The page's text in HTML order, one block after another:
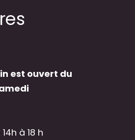
est ouvert du
à 18 h